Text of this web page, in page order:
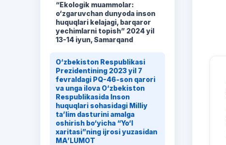
“Ekologik muammolar:
o‘zgaruvchan dunyoda inson
huquqlari kelajagi, barqaror
yechimlarni topish” 2024 yil
13-14 iyun, Samarqand
O‘zbekiston Respublikasi
Prezidentining 2023 yil 7
fevraldagi PQ-46-son qarori
va unga ilova O‘zbekiston
Respublikasida Inson
huquqlari sohasidagi Milliy
ta’lim dasturini amalga
oshirish bo‘yicha “Yo‘l
xaritasi”ning ijrosi yuzasidan
MA’LUMOT